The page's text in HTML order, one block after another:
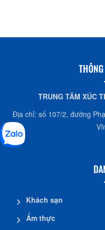
TRUNG TÂM XÚC
Địa chỉ: số 107/2, đường
Khách sạn
Ẩm thực